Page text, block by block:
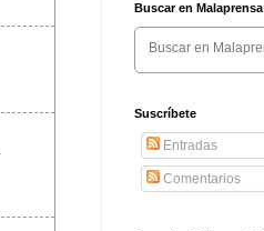
Buscar en Malaprensa
Suscríbete
Entradas
Comentarios